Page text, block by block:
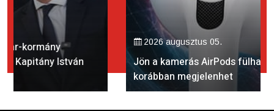
2026 augusztus 05.
Jön a kamerás AirPods fülhallgató, a vártnál
korábban megjelenhet